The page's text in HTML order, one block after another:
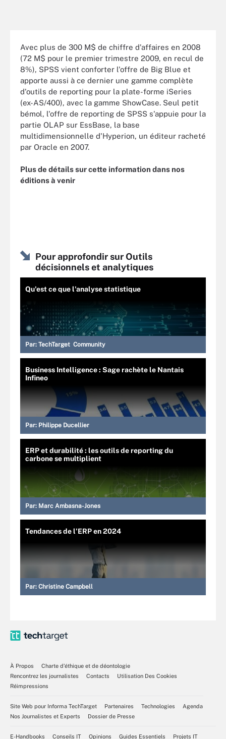
Avec plus de 300 M$ de chiffre d'affaires en 2008
(72 M$ pour le premier trimestre 2009, en recul de
8%), SPSS vient conforter l'offre de Big Blue et
apporte aussi à ce dernier une gamme complète
d'outils de reporting pour la plate-forme iSeries
(ex-AS/400), avec la gamme ShowCase. Seul petit
bémol, l'offre de reporting de SPSS s'appuie pour la
partie OLAP sur EssBase, la base
multidimensionnelle d'Hyperion, un éditeur racheté
par Oracle en 2007.
Plus de détails sur cette information dans nos
éditions à venir
Pour approfondir sur Outils
décisionnels et analytiques
Qu'est ce que l'analyse statistique
Par: TechTarget Community
Business Intelligence : Sage rachète le Nantais
Infineo
Par: Philippe Ducellier
ERP et durabilité : les outils de reporting du
carbone se multiplient
Par: Marc Ambasna-Jones
Tendances de l’ERP en 2024
Par: Christine Campbell
À Propos
Charte d’éthique et de déontologie
Rencontrez les journalistes
Contacts
Utilisation Des Cookies
Réimpressions
Site Web pour Informa TechTarget Partenaires Technologies
Agenda
Nos Journalistes et Experts
Dossier de Presse
E-Handbooks Conseils IT Opinions Guides Essentiels Projets IT